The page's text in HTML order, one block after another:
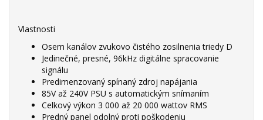
Vlastnosti
Osem kanálov zvukovo čistého zosilnenia triedy D
Jedinečné, presné, 96kHz digitálne spracovanie
signálu
Predimenzovaný spínaný zdroj napájania
85V až 240V PSU s automatickým snímaním
Celkový výkon 3 000 až 20 000 wattov RMS
Predný panel odolný proti poškodeniu